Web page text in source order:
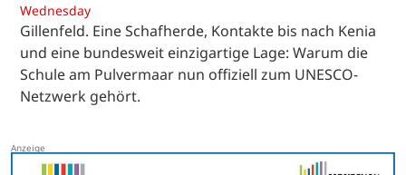
Wednesday
Gillenfeld. Eine Schafherde, Kontakte bis nach Kenia
und eine bundesweit einzigartige Lage: Warum die
Schule am Pulvermaar nun offiziell zum UNESCO-
Netzwerk gehört.